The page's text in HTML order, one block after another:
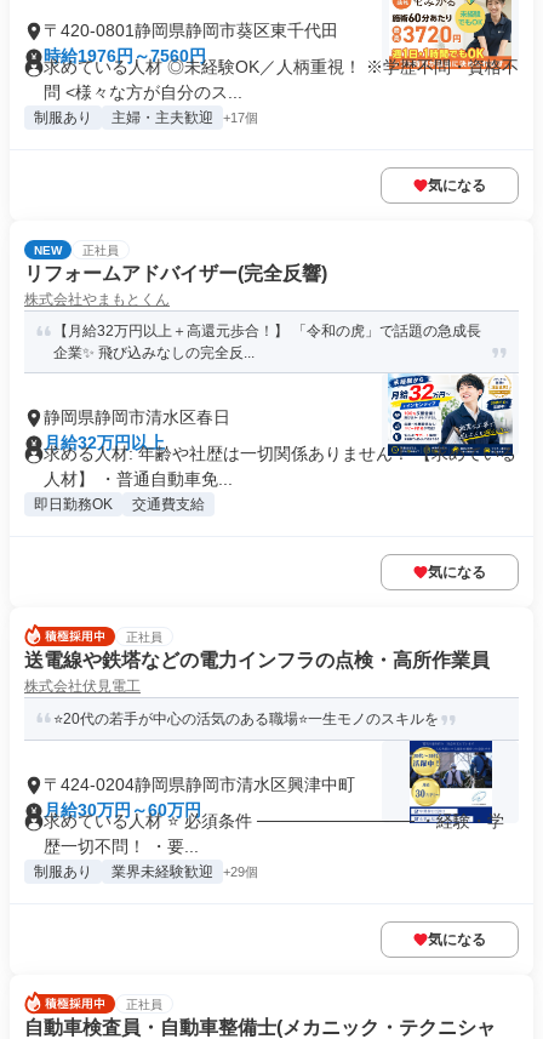
〒420-0801静岡県静岡市葵区東千代田
時給1976円～7560円
求めている人材 ◎未経験OK／人柄重視！ ※学歴不問・資格不
問 <様々な方が自分のス...
制服あり 主婦・主夫歓迎 +17個
気になる
NEW 正社員
リフォームアドバイザー(完全反響)
株式会社やまもとくん
【月給32万円以上＋高還元歩合！】 「令和の虎」で話題の急成長
企業✨ 飛び込みなしの完全反...
静岡県静岡市清水区春日
月給32万円以上
求める人材: 年齢や社歴は一切関係ありません！ 【求めている
人材】 ・普通自動車免...
即日勤務OK 交通費支給
気になる
正社員
送電線や鉄塔などの電力インフラの点検・高所作業員
株式会社伏見電工
⭐️20代の若手が中心の活気のある職場⭐️一生モノのスキルを
〒424-0204静岡県静岡市清水区興津中町
月給30万円～60万円
求めている人材 ⭐ 必須条件 ───────────── ・経験・学
歴一切不問！ ・要...
制服あり 業界未経験歓迎 +29個
気になる
正社員
自動車検査員・自動車整備士(メカニック・テクニシャ